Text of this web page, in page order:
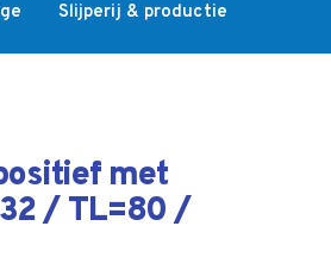
Slijperij & productie
met
/ TL=80 /